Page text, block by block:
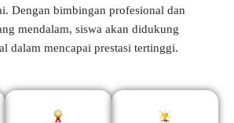
Dengan bimbingan profesional dan
mendalam, siswa akan didukung
dalam mencapai prestasi tertinggi.